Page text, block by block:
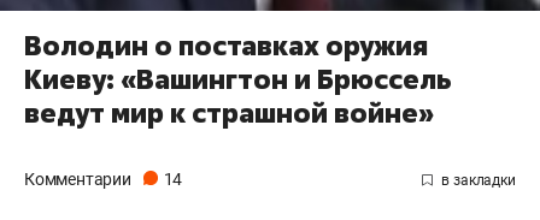
Володин о поставках оружия
Киеву: «Вашингтон и Брюссель
ведут мир к страшной войне»
Комментарии 14